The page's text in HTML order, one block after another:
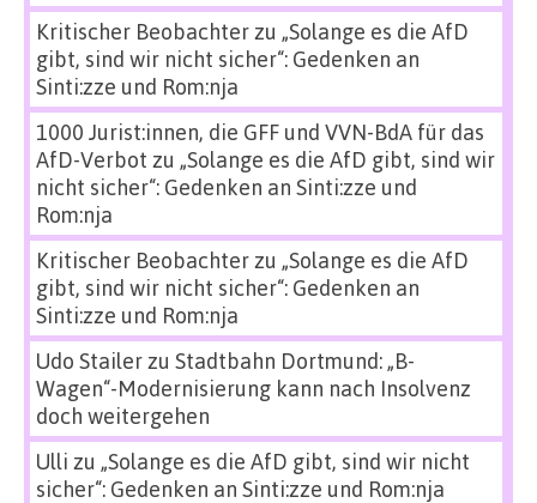
Kritischer Beobachterzu „Solange es die AfD
gibt, sind wir nicht sicher“: Gedenken an
Sinti:zze und Rom:nja
1000 Jurist:innen, die GFF und VVN-BdA für das
AfD-Verbot zu „Solange es die AfD gibt, sind wir
nicht sicher“: Gedenken an Sinti:zze und
Rom:nja
Kritischer Beobachterzu „Solange es die AfD
gibt, sind wir nicht sicher“: Gedenken an
Sinti:zze und Rom:nja
Udo Stailerzu Stadtbahn Dortmund: „B-
Wagen“-Modernisierung kann nach Insolvenz
doch weitergehen
Ulli zu „Solange es die AfD gibt, sind wir nicht
sicher“: Gedenken an Sinti:zze und Rom:nja